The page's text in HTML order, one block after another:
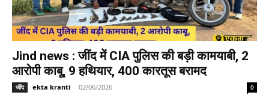
Jind news : जींद में CIA पुलिस की बड़ी कामयाबी, 2
आरोपी काबू, 9 हथियार, 400 कारतूस बरामद
जींद ekta kranti - 02/06/2026 0